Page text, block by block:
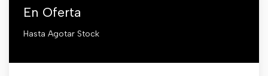
En Oferta
Hasta Agotar Stock